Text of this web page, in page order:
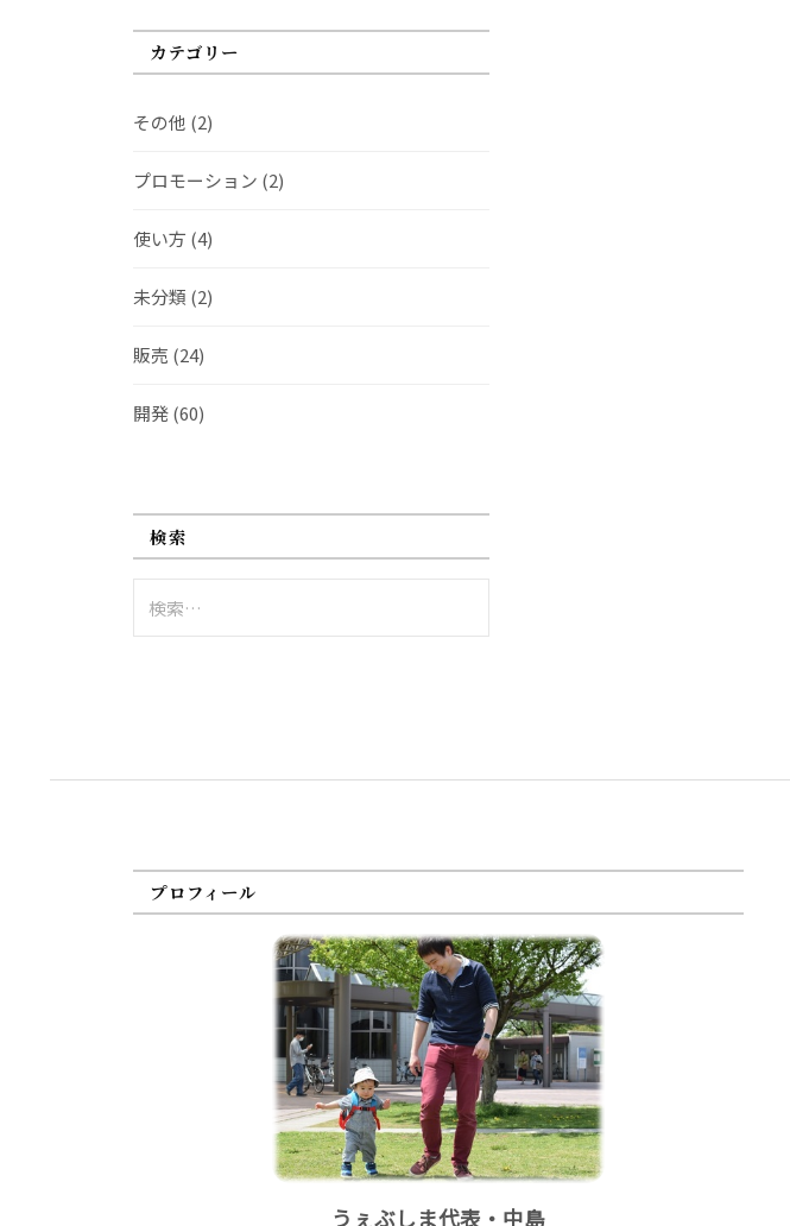
カテゴリー
その他 (2)
プロモーション (2)
使い方 (4)
未分類 (2)
販売 (24)
開発(60)
検索
索:
プロフィール
うぇぶしま代表・中島